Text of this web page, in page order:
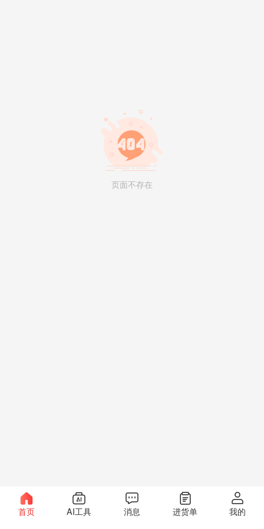
页面不存在
首页 AI工具 消息 进货单 我的